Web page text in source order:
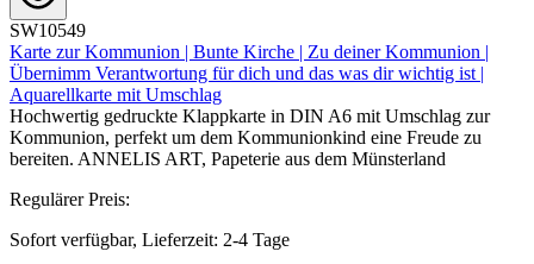
SW10549
Karte zur Kommunion | Bunte Kirche | Zu deiner Kommunion |
Übernimm Verantwortung für dich und das was dir wichtig ist |
Aquarellkarte mit Umschlag
Hochwertig gedruckte Klappkarte in DIN A6 mit Umschlag zur
Kommunion, perfekt um dem Kommunionkind eine Freude zu
bereiten. ANNELIS ART, Papeterie aus dem Münsterland
Regulärer Preis:
Sofort verfügbar, Lieferzeit: 2-4 Tage